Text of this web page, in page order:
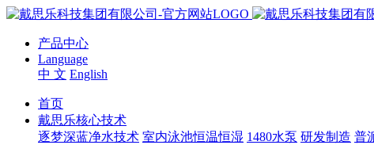
产品中心
Language
中 文 English
首页
戴思乐核心技术
逐梦深蓝净水技术 室内泳池恒温恒湿 1480水泵 研发制造 普